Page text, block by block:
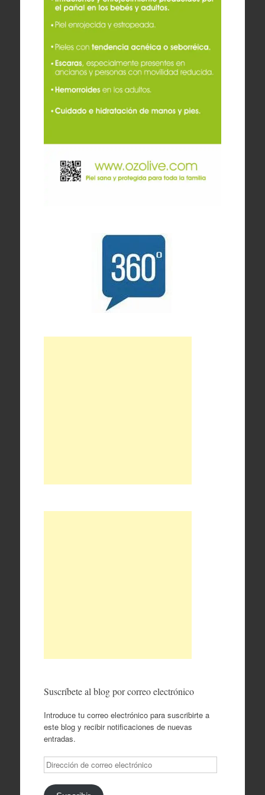
Suscríbete al blog por correo electrónico
Introduce tu correo electrónico para suscribirte a
este blog y recibir notificaciones de nuevas
entradas.
Dirección
de
correo